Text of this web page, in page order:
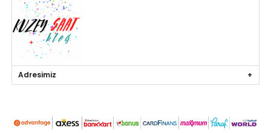
Adresimiz